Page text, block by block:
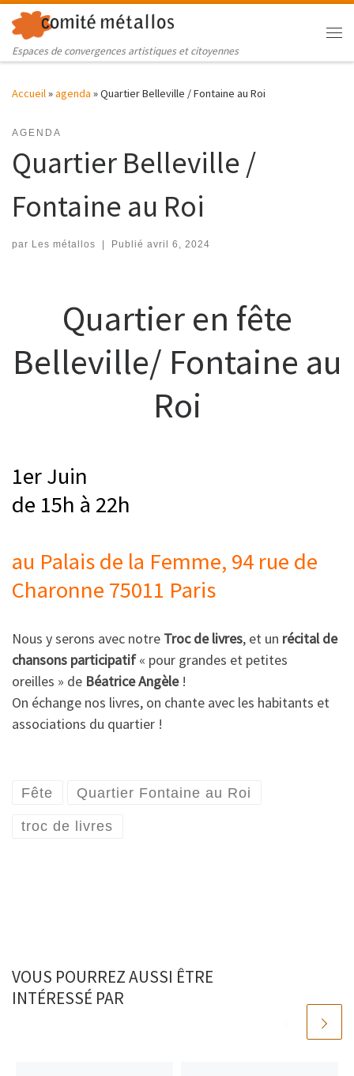
Skip to content
Espaces de convergences artistiques et citoyennes
Accueil»agenda »Quartier Belleville / Fontaine au Roi
AGENDA
Quartier Belleville /
Fontaine au Roi
par Les métallos | Publié avril 6, 2024
Quartier en fête
Belleville/ Fontaine au
Roi
1er Juin
de 15h à 22h
au Palais de la Femme, 94 rue de
Charonne 75011 Paris
Nous y serons avec notre Troc de livres, et un récital de
chansons participatif« pour grandes et petites
oreilles » de Béatrice Angèle !
On échange nos livres, on chante avec les habitants et
associations du quartier !
Fête Quartier Fontaine au Roi
troc de livres
VOUS POURREZ AUSSI ÊTRE
INTÉRESSÉ PAR